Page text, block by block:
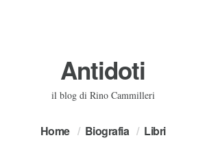
Antidoti
il blog di Rino Cammilleri
Home Biografia Libri